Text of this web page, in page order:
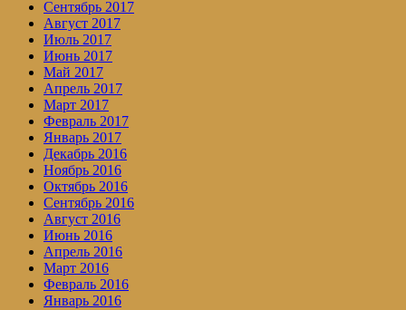
Сентябрь 2017
Август 2017
Июль 2017
Июнь 2017
Май 2017
Апрель 2017
Март 2017
Февраль 2017
Январь 2017
Декабрь 2016
Ноябрь 2016
Октябрь 2016
Сентябрь 2016
Август 2016
Июнь 2016
Апрель 2016
Март 2016
Февраль 2016
Январь 2016